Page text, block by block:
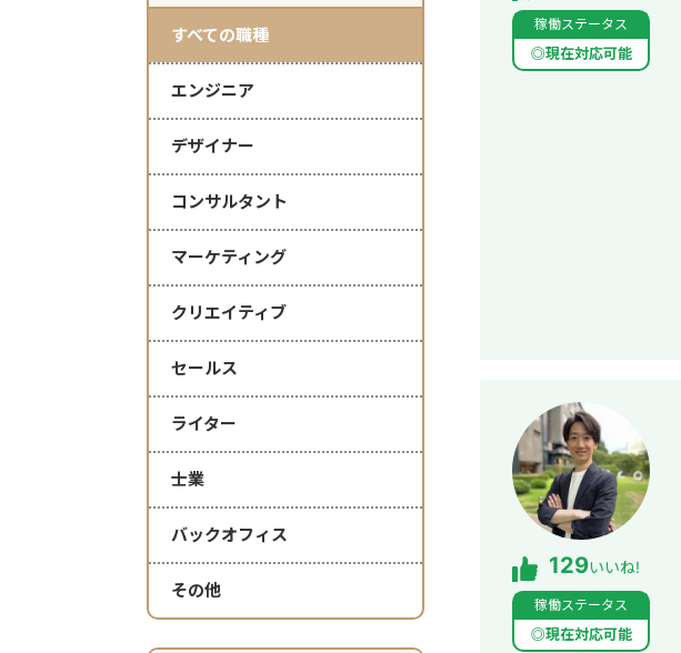
すべての職種
エンジニア
デザイナー
コンサルタント
マーケティング
クリエイティブ
セールス
ライター
士業
バックオフィス
その他
稼働ステータス
◎現在対応可能
129いいね!
稼働ステータス
◎現在対応可能